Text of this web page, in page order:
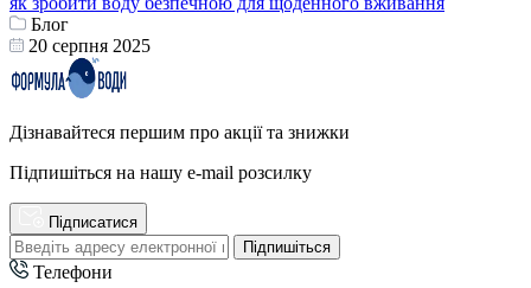
Блог
20 серпня 2025
Дізнавайтеся першим про акції та знижки
Підпишіться на нашу e-mail розсилку
Підписатися
Підпишіться
Телефони